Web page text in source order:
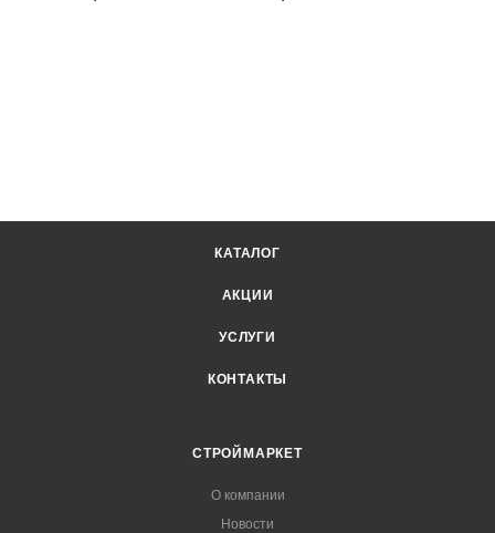
КАТАЛОГ
АКЦИИ
УСЛУГИ
КОНТАКТЫ
СТРОЙМАРКЕТ
О компании
Новости